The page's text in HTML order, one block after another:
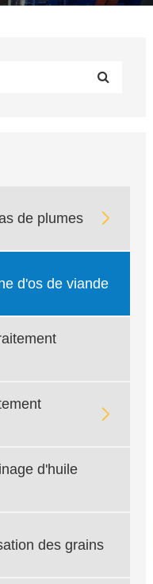
de plumes 
d'os de viande

d'huile
des grains